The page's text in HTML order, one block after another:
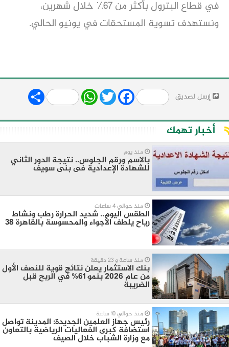
في قطاع البترول بأكثر من ٦٧٪ خلال شهرين،
ونستهدف تسوية المستحقات في يونيو الحالي.
إرسل لصديق Share WhatsApp
Twitter Facebook
أخبار تهمك
منذ يوم
بالاسم ورقم الجلوس.. نتيجة الدور الثاني
للشهادة الإعدادية فى بنى سويف
منذ حوالي 4 ساعات
الطقس اليوم.. شديد الحرارة رطب ونشاط
رياح يلطف الأجواء والمحسوسة بالقاهرة 38
منذ ساعة و 23 دقيقة
بنك الاستثمار يعلن نتائج قوية للنصف الأول
من عام 2026 بنمو 61% في الربح قبل
الضريبة
منذ حوالي 10 ساعة
رئيس جهاز العلمين الجديدة: المدينة تواصل
استضافة كبرى الفعاليات الرياضية بالتعاون
مع وزارة الشباب خلال الصيف